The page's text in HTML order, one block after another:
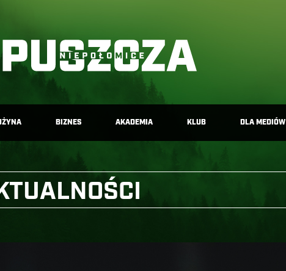
BIZNES AKADEMIA KLUB DLA MEDIÓW